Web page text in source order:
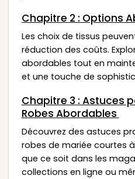
Chapitre 2 : Options
Les choix de tissus
réduction des coûts.
abordables tout en
et une touche de
Chapitre 3 : Astuces
Robes Abordables
Découvrez des astuces
robes de mariée courtes
que ce soit dans les
collections en ligne ou